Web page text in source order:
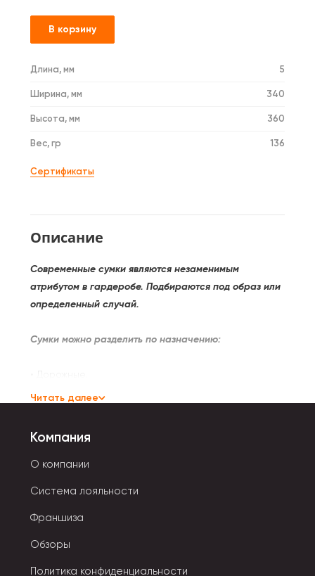
В корзину
Длина, мм 5
Ширина, мм 340
Высота, мм 360
Вес, гр 136
Сертификаты
Описание
Современные сумки являются незаменимым
атрибутом в гардеробе. Подбираются под образ или
определенный случай.
Сумки можно разделить по назначению:
• Хозяйственные.
• Пляжные.
• Повседневные.
Все они различаются по форме, жесткости, способу
закрывания.
Типы застежек:
Читать далее
Компания
О компании
Система лояльности
Франшиза
Обзоры
Политика конфиденциальности